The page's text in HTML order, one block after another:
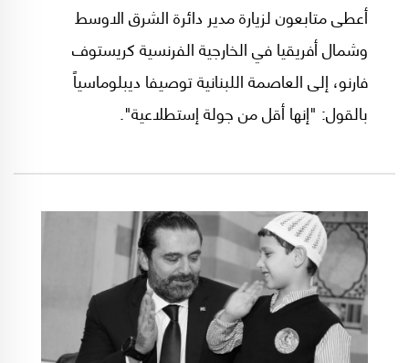
أعطى متابعون لزيارة مدير دائرة الشرق الاوسط
وشمال أفريقيا في الخارجية الفرنسية كريستوف
فارنو، إلى العاصمة اللبنانية توصيفا ديبلوماسياً
بالقول: "إنها أقل من جولة إستطلاعية".